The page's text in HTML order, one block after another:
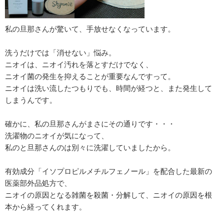
私の旦那さんが驚いて、手放せなくなっています。
洗うだけでは「消せない」悩み。
ニオイは、ニオイ汚れを落とすだけでなく、
ニオイ菌の発生を抑えることが重要なんですって。
ニオイは洗い流したつもりでも、時間が経つと、また発生して
しまうんです。
確かに、私の旦那さんがまさにその通りです・・・
洗濯物のニオイが気になって、
私のと旦那さんのは別々に洗濯していましたから。
有効成分「イソプロピルメチルフェノール」を配合した最新の
医薬部外品処方で、
ニオイの原因となる雑菌を殺菌・分解して、ニオイの原因を根
本から経ってくれます。